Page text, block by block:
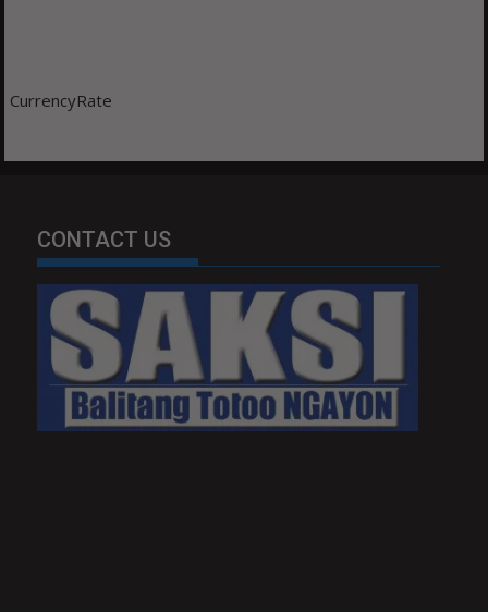
CurrencyRate
CONTACT US